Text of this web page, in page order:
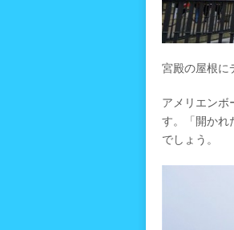
宮殿の屋根に
アメリエンボ
す。「開かれ
でしょう。